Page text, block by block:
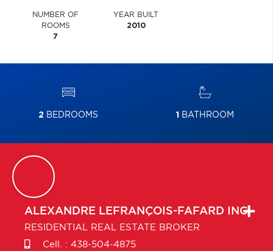
NUMBER OF
ROOMS
7
YEAR BUILT
2010
2 BEDROOMS 1 BATHROOM
ALEXANDRE LEFRANÇOIS-FAFARD INC.
RESIDENTIAL REAL ESTATE BROKER
Cell. : 438-504-4875